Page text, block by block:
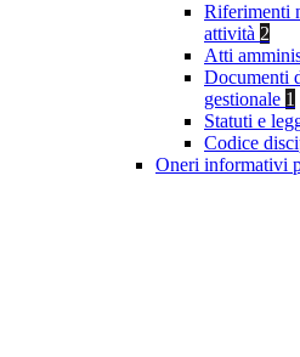
Riferimenti
attività 2
Atti
Documenti
gestionale 1
Statuti e
Codice
Oneri informativi